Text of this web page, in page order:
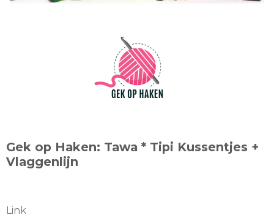
Gek op Haken: Tawa * Tipi Kussentjes +
Vlaggenlijn
Link